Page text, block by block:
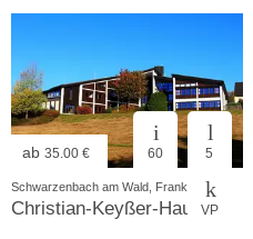
ab 35.00 € 60 5
VP
Schwarzenbach am Wald, Frankenwald
Christian-Keyßer-Haus